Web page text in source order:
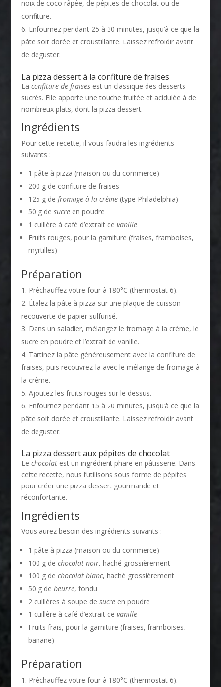
noix de coco râpée, de pépites de chocolat ou de
confiture.
Enfournez pendant 25 à 30 minutes, jusqu’à ce que la
pâte soit dorée et croustillante. Laissez refroidir avant
de déguster.
La pizza dessert à la confiture de fraises
La confiture de fraisesest un classique des desserts
sucrés. Elle apporte une touche fruitée et acidulée à de
nombreux plats, dont la pizza dessert.
Ingrédients
Pour cette recette, il vous faudra les ingrédients
suivants :
1 pâte à pizza (maison ou du commerce)
200 g de confiture de fraises
125 g de fromage à la crème(type Philadelphia)
50 g de sucreen poudre
1 cuillère à café d’extrait de vanille
Fruits rouges, pour la garniture (fraises, framboises,
myrtilles)
Préparation
Préchauffez votre four à 180°C (thermostat 6).
Étalez la pâte à pizza sur une plaque de cuisson
recouverte de papier sulfurisé.
Dans un saladier, mélangez le fromage à la crème, le
sucre en poudre et l’extrait de vanille.
Tartinez la pâte généreusement avec la confiture de
fraises, puis recouvrez-la avec le mélange de fromage à
la crème.
Ajoutez les fruits rouges sur le dessus.
Enfournez pendant 15 à 20 minutes, jusqu’à ce que la
pâte soit dorée et croustillante. Laissez refroidir avant
de déguster.
La pizza dessert aux pépites de chocolat
Le chocolatest un ingrédient phare en pâtisserie. Dans
cette recette, nous l’utilisons sous forme de pépites
pour créer une pizza dessert gourmande et
réconfortante.
Ingrédients
Vous aurez besoin des ingrédients suivants :
1 pâte à pizza (maison ou du commerce)
100 g de chocolat noir, haché grossièrement
100 g de chocolat blanc, haché grossièrement
50 g de beurre, fondu
2 cuillères à soupe de sucreen poudre
1 cuillère à café d’extrait de vanille
Fruits frais, pour la garniture (fraises, framboises,
banane)
Préparation
Préchauffez votre four à 180°C (thermostat 6).